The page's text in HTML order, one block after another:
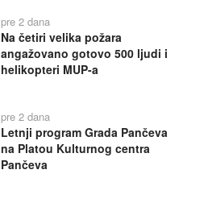
pre 2 dana
Na četiri velika požara
angažovano gotovo 500 ljudi i
helikopteri MUP-a
pre 2 dana
Letnji program Grada Pančeva
na Platou Kulturnog centra
Pančeva